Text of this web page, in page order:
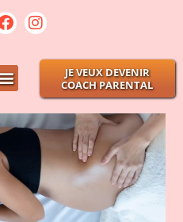
JE VEUX DEVENIR
COACH PARENTAL